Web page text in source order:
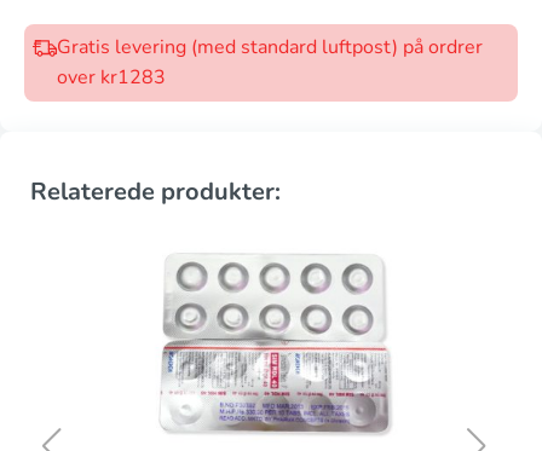
Gratis levering (med standard luftpost) på ordrer
over kr1283
Relaterede produkter: